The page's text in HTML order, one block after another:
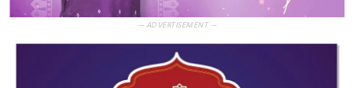
— ADVERTISEMENT —